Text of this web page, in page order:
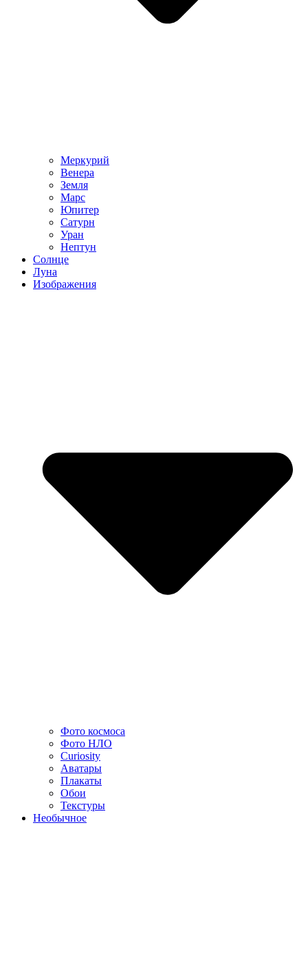
Меркурий
Венера
Земля
Марс
Юпитер
Сатурн
Уран
Нептун
Солнце
Луна
Изображения
Фото космоса
Фото НЛО
Curiosity
Аватары
Плакаты
Обои
Текстуры
Необычное